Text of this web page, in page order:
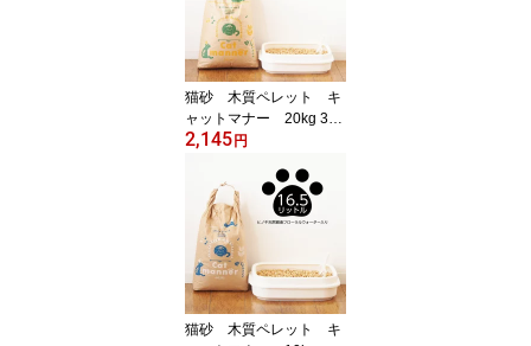
猫砂 木質ペレット キ
ャットマナー 20kg 33
リットル
2,145円
猫砂 木質ペレット キ